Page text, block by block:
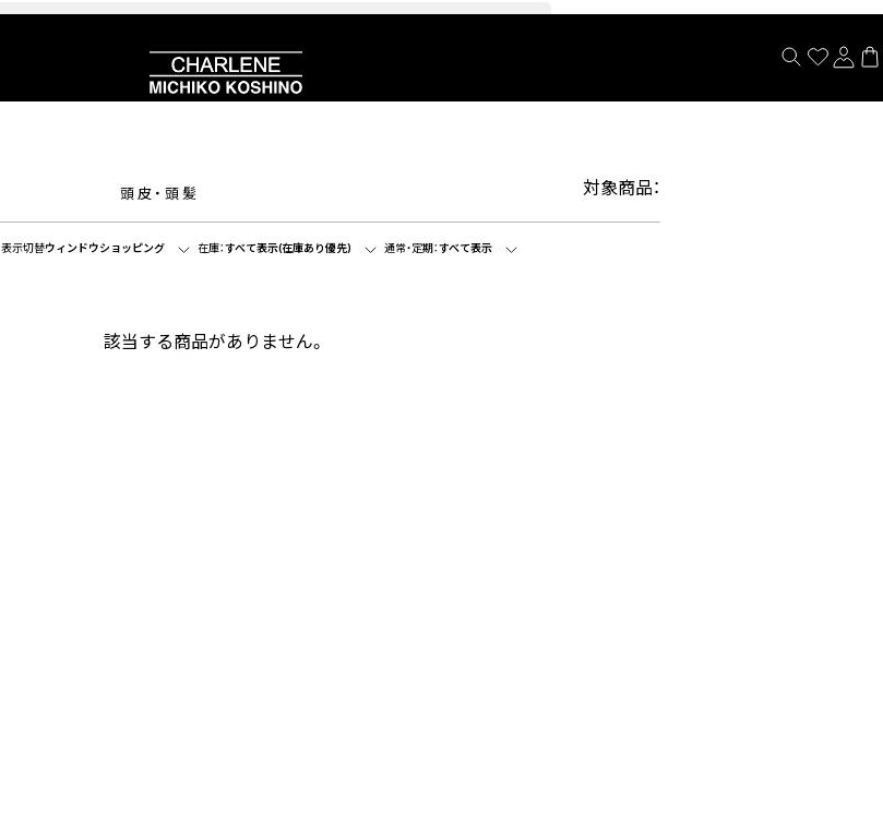
頭皮・頭髪 対象商品：
表示切替ウィンドウショッピング 在庫：すべて表示(在庫あり優先) 通常・定期：すべて表示
該当する商品がありません。